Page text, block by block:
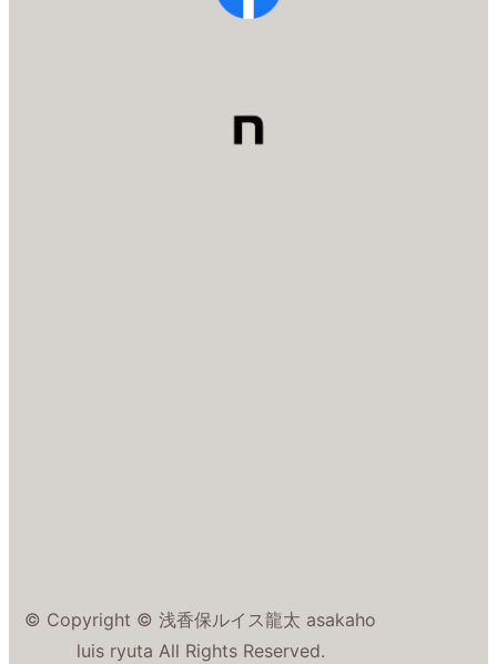
© Copyright © 浅香保ルイス龍太 asakaho
luis ryuta All Rights Reserved.